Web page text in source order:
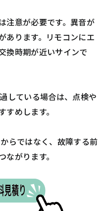
注意が必要です。異音が
あります。リモコンにエ
換時期が近いサインで
している場合は、点検や
めします。
らではなく、故障する前
がります。